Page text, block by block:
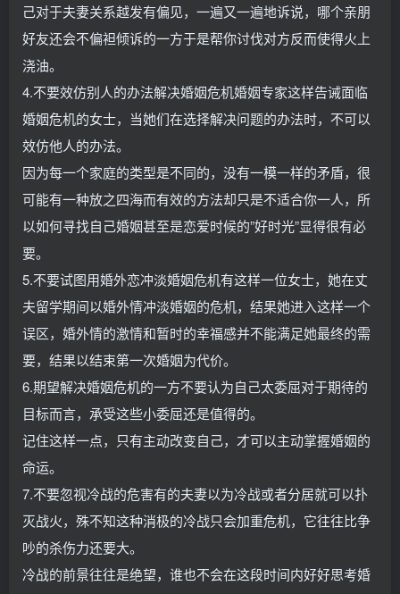
己对于夫妻关系越发有偏见，一遍又一遍地诉说，哪个亲朋
好友还会不偏袒倾诉的一方于是帮你讨伐对方反而使得火上
浇油。
4.不要效仿别人的办法解决婚姻危机婚姻专家这样告诫面临
婚姻危机的女士，当她们在选择解决问题的办法时，不可以
效仿他人的办法。
因为每一个家庭的类型是不同的，没有一模一样的矛盾，很
可能有一种放之四海而有效的方法却只是不适合你一人，所
以如何寻找自己婚姻甚至是恋爱时候的”好时光”显得很有必
要。
5.不要试图用婚外恋冲淡婚姻危机有这样一位女士，她在丈
夫留学期间以婚外情冲淡婚姻的危机，结果她进入这样一个
误区，婚外情的激情和暂时的幸福感并不能满足她最终的需
要，结果以结束第一次婚姻为代价。
6.期望解决婚姻危机的一方不要认为自己太委屈对于期待的
目标而言，承受这些小委屈还是值得的。
记住这样一点，只有主动改变自己，才可以主动掌握婚姻的
命运。
7.不要忽视冷战的危害有的夫妻以为冷战或者分居就可以扑
灭战火，殊不知这种消极的冷战只会加重危机，它往往比争
吵的杀伤力还要大。
冷战的前景往往是绝望，谁也不会在这段时间内好好思考婚